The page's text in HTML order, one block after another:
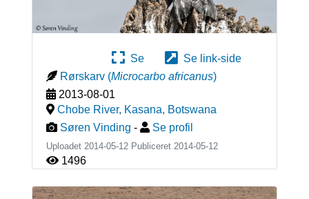
Se
Se link-side
Rørskarv (Microcarbo africanus)
2013-08-01
Chobe River, Kasana, Botswana
Søren Vinding - Se profil
Uploadet 2014-05-12 Publiceret 2014-05-12
1496